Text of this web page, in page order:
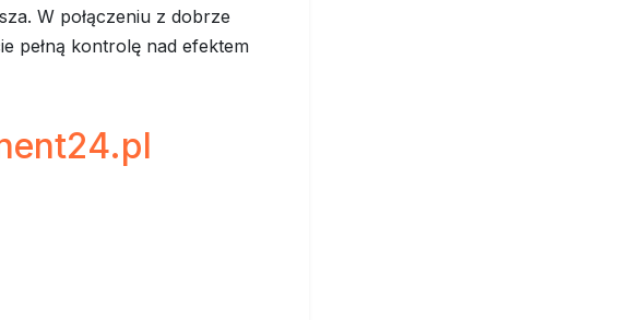
W połączeniu z dobrze
pełną kontrolę nad efektem